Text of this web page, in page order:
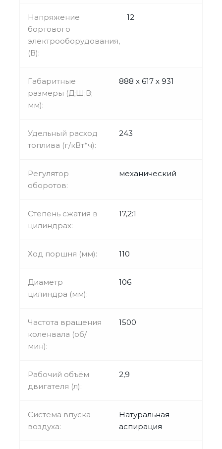
Напряжение
бортового
электрооборудования,
(В):
12
Габаритные
размеры (Д;Ш;В;
мм):
888 х 617 х 931
Удельный расход
топлива (г/кВт*ч):
243
Регулятор
оборотов:
механический
Степень сжатия в
цилиндрах:
17,2:1
Ход поршня (мм): 110
Диаметр
цилиндра (мм):
106
Частота вращения
коленвала (об/
мин):
1500
Рабочий объём
двигателя (л):
2,9
Система впуска
воздуха:
Натуральная
аспирация